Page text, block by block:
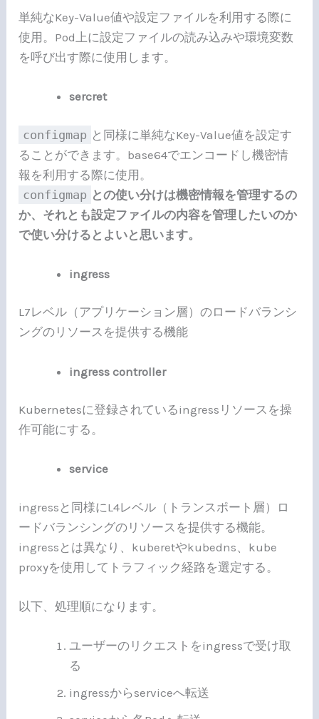
単純なKey-Value値や設定ファイルを利用する際に
使用。Pod上に設定ファイルの読み込みや環境変数
を呼び出す際に使用します。
sercret
configmap と同様に単純なKey-Value値を設定す
ることができます。base64でエンコードし機密情
報を利用する際に使用。
configmap との使い分けは機密情報を管理するの
か、それとも設定ファイルの内容を管理したいのか
で使い分けるとよいと思います。
ingress
L7レベル（アプリケーション層）のロードバランシ
ングのリソースを提供する機能
ingress controller
Kubernetesに登録されているingressリソースを操
作可能にする。
service
ingressと同様にL4レベル（トランスポート層）ロ
ードバランシングのリソースを提供する機能。
ingressとは異なり、kuberetやkubedns、kube
proxyを使用してトラフィック経路を選定する。
以下、処理順になります。
ユーザーのリクエストをingressで受け取
る
ingressからserviceへ転送